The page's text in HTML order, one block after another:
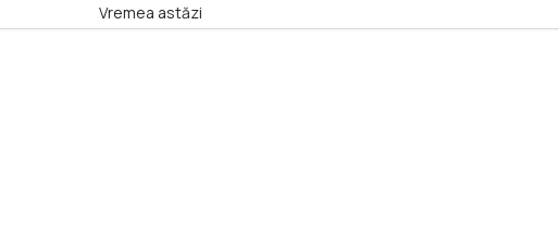
Vremea astăzi